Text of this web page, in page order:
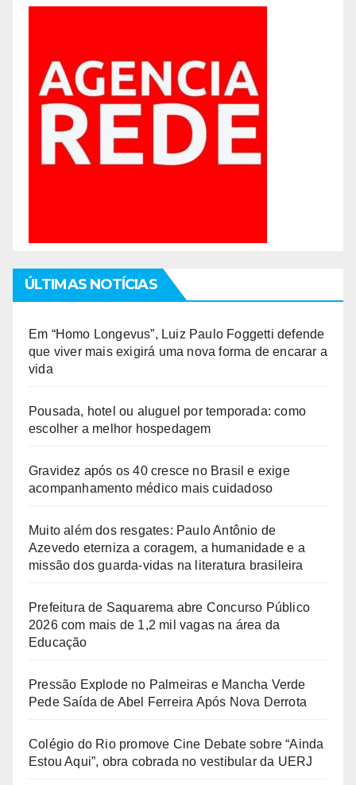
ÚLTIMAS NOTÍCIAS
Em “Homo Longevus”, Luiz Paulo Foggetti defende
que viver mais exigirá uma nova forma de encarar a
vida
Pousada, hotel ou aluguel por temporada: como
escolher a melhor hospedagem
Gravidez após os 40 cresce no Brasil e exige
acompanhamento médico mais cuidadoso
Muito além dos resgates: Paulo Antônio de
Azevedo eterniza a coragem, a humanidade e a
missão dos guarda-vidas na literatura brasileira
Prefeitura de Saquarema abre Concurso Público
2026 com mais de 1,2 mil vagas na área da
Educação
Pressão Explode no Palmeiras e Mancha Verde
Pede Saída de Abel Ferreira Após Nova Derrota
Colégio do Rio promove Cine Debate sobre “Ainda
Estou Aqui”, obra cobrada no vestibular da UERJ